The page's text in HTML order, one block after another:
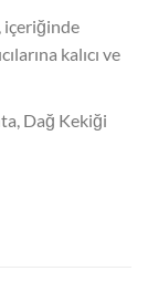
içeriğinde
kalıcı ve
Dağ Kekiği